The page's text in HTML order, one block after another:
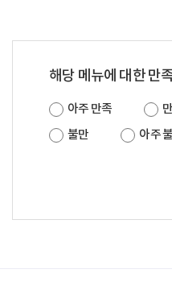
해당 메뉴에 대한 만
아주 만족
불만
아주